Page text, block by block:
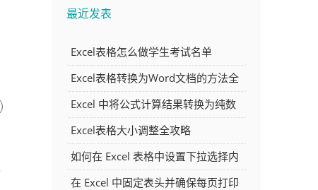
最近发表
Excel表格怎么做学生考试名单
Excel表格转换为Word文档的方法全
解析
Excel 中将公式计算结果转换为纯数
字的多种方法
Excel表格大小调整全攻略
如何在 Excel 表格中设置下拉选择内
容
在 Excel 中固定表头并确保每页打印